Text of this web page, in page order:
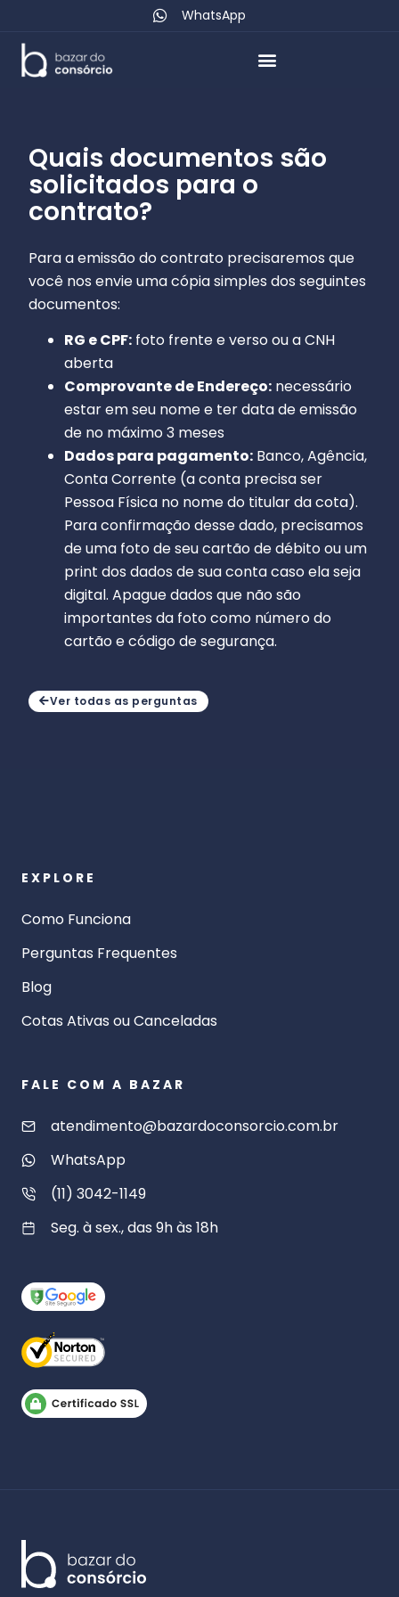
WhatsApp
Quais documentos são
solicitados para o
contrato?
Para a emissão do contrato precisaremos que
você nos envie uma cópia simples dos seguintes
documentos:
RG e CPF: foto frente e verso ou a CNH
aberta
Comprovante de Endereço: necessário
estar em seu nome e ter data de emissão
de no máximo 3 meses
Dados para pagamento: Banco, Agência,
Conta Corrente (a conta precisa ser
Pessoa Física no nome do titular da cota).
Para confirmação desse dado, precisamos
de uma foto de seu cartão de débito ou um
print dos dados de sua conta caso ela seja
digital. Apague dados que não são
importantes da foto como número do
cartão e código de segurança.
Ver todas as perguntas
EXPLORE
Como Funciona
Perguntas Frequentes
Blog
Cotas Ativas ou Canceladas
FALE COM A BAZAR
atendimento@bazardoconsorcio.com.br
WhatsApp
(11) 3042-1149
Seg. à sex., das 9h às 18h